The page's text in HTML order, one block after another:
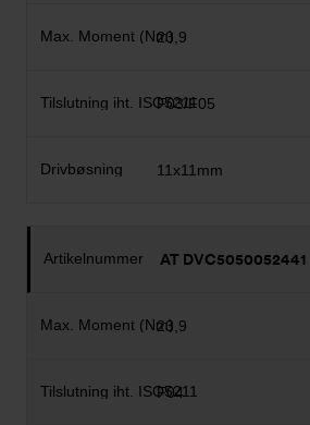
23,9
F03/F05
11x11mm
AT DVC5050052441
23,9
F04